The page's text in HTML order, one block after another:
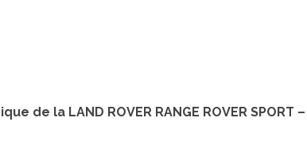
de la LAND ROVER RANGE ROVER SPORT